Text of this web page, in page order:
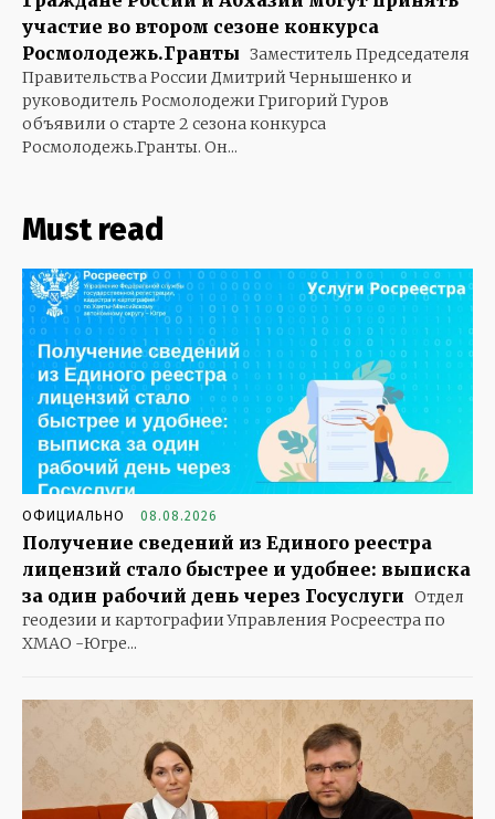
участие во втором сезоне конкурса
Росмолодежь.Гранты Заместитель Председателя
Правительства России Дмитрий Чернышенко и
руководитель Росмолодежи Григорий Гуров
объявили о старте 2 сезона конкурса
Росмолодежь.Гранты. Он...
Must read
ОФИЦИАЛЬНО 08.08.2026
Получение сведений из Единого реестра
лицензий стало быстрее и удобнее: выписка
за один рабочий день через Госуслуги Отдел
геодезии и картографии Управления Росреестра по
ХМАО -Югре...